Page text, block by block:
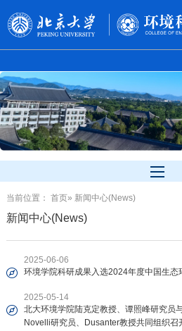
当前位置： 首页» 新闻中心(News)
新闻中心(News)
2025-06-06
环境学院科研成果入选2024年度中国生态
2025-05-14
北大环境学院陆克定教授、谭照峰研究员
Novelli研究员、Dusanter教授共同组织